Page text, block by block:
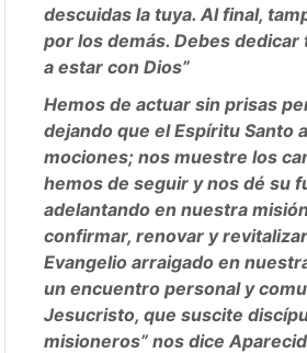
descuidas la tuya. Al final,
por los demás. Debes
a estar con Dios”
Hemos de actuar sin prisas
dejando que el Espíritu Santo
mociones; nos muestre los
hemos de seguir y nos dé su
adelantando en nuestra
confirmar, renovar y
Evangelio arraigado en
un encuentro personal y
Jesucristo, que suscite
misioneros” nos dice